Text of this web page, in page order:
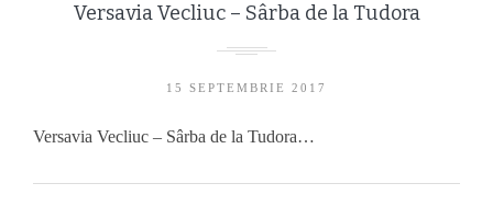
Versavia Vecliuc – Sârba de la Tudora
15 SEPTEMBRIE 2017
Versavia Vecliuc – Sârba de la Tudora…